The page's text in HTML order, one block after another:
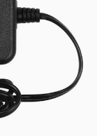
RB-S
/ ST